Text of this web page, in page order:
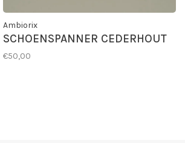
Ambiorix
SCHOENSPANNER CEDERHOUT
€50,00